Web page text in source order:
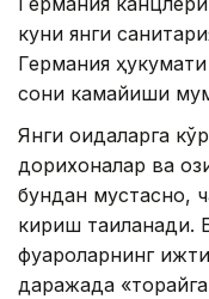
куни янги
Германия
сони камайиши
Янги қоидаларга
дорихоналар ва
бундан мустасно,
кириш
фуқароларнинг
даражада